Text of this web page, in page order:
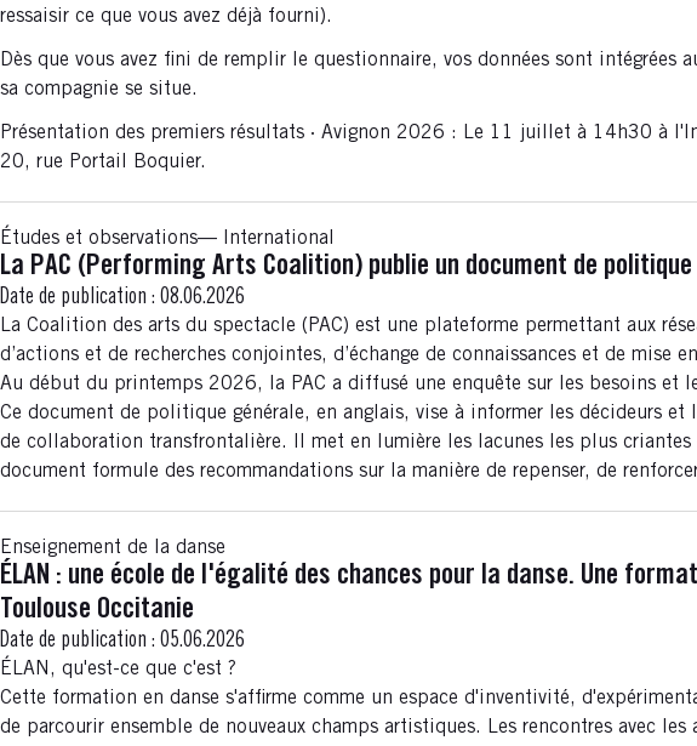
ressaisir ce que vous avez déjà fourni).
Dès que vous avez fini de remplir le questionnaire, vos données sont
sa compagnie se situe.
Présentation des premiers résultats · Avignon 2026 : Le 11 juillet à 14h30 à
20, rue Portail Boquier.
Études et observations International
La PAC (Performing Arts Coalition) publie un document de
Date de publication : 08.06.2026
La Coalition des arts du spectacle (PAC) est une plateforme permettant aux
d’actions et de recherches conjointes, d’échange de connaissances et de mise
Au début du printemps 2026, la PAC a diffusé une enquête sur les besoins et
Ce document de politique générale, en anglais, vise à informer les décideurs
de collaboration transfrontalière. Il met en lumière les lacunes les plus
document formule des recommandations sur la manière de repenser, de
Enseignement de la danse
ÉLAN : une école de l'égalité des chances pour la danse. Une
Toulouse Occitanie
Date de publication : 05.06.2026
ÉLAN, qu'est-ce que c'est ?
Cette formation en danse s'affirme comme un espace d'inventivité,
de parcourir ensemble de nouveaux champs artistiques. Les rencontres avec